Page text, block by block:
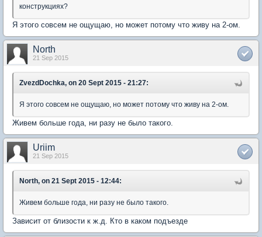
конструкциях?
Я этого совсем не ощущаю, но может потому что живу на 2-ом.
North
21 Sep 2015
ZvezdDochka, on 20 Sept 2015 - 21:27:
Я этого совсем не ощущаю, но может потому что живу на 2-ом.
Живем больше года, ни разу не было такого.
Uriim
21 Sep 2015
North, on 21 Sept 2015 - 12:44:
Живем больше года, ни разу не было такого.
Зависит от близости к ж.д. Кто в каком подъезде